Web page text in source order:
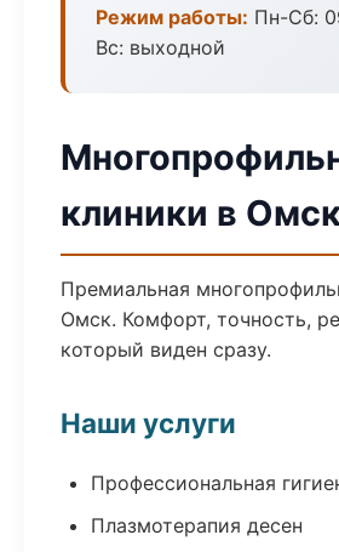
Режим работы: Пн-Сб:
Вс: выходной
клиники в
Премиальная
Омск. Комфорт, точность,
который виден сразу.
Наши услуги
Профессиональная
Плазмотерапия десен